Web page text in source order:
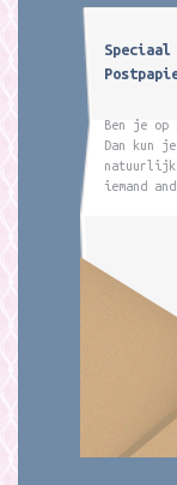
Speciaal
Ben je op
Dan kun
natuurlijk
iemand